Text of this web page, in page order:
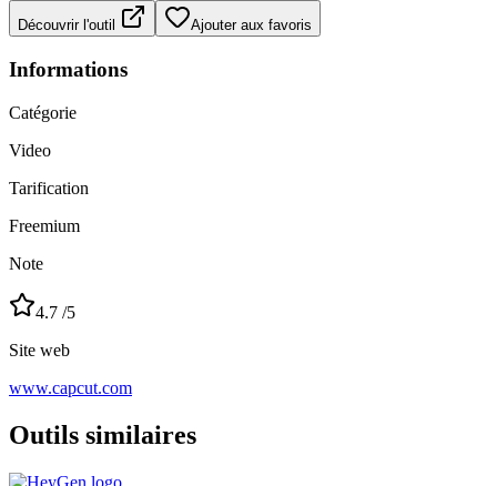
Découvrir l'outil Ajouter aux favoris
Informations
Catégorie
Video
Tarification
Freemium
Note
4.7 /5
Site web
www.capcut.com
Outils similaires